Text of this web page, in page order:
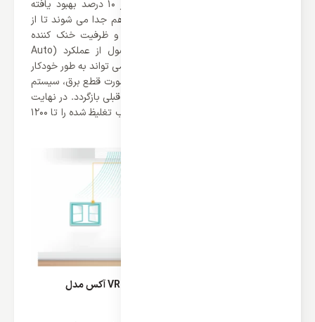
آلومینیومی هیدروفیل لوور شده بیش از 10 درصد بهبود یافته
است. در آنجا ورودی و خروجی مبرد از هم جدا می شوند تا از
خنک شدن فرعی اطمینان حاصل شود و ظرفیت خنک کننده
افزایش یابد. علاوه بر این، این محصول از عملکرد (Auto
Restart Function) بهره می برد که AC می تواند به طور خودکار
تنظیمات عملیات را به خاطر بسپارد. در صورت قطع برق، سیستم
می تواند پس از بازیابی برق به تنظیمات قبلی بازگردد. در نهایت
باید گفت که پمپ تعبیه شده می تواند آب تغلیظ شده را تا 1200
ویژگی های برجسته یونیت داخلی سقفی VRF آکس مدل